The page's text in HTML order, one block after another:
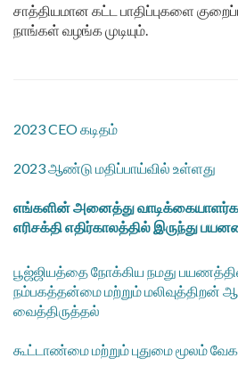
சாத்தியமான கட்ட பாதிப்புகளை
நாங்கள் வழங்க முடியும்.
2023 CEO கடிதம்
2023 ஆண்டு மதிப்பாய்வில் உள்ளது
எங்களின் அனைத்து
எரிசக்தி எதிர்காலத்தில் இருந்து
பூஜ்ஜியத்தை நோக்கிய நமது பயணத்தில்
நம்பகத்தன்மை மற்றும் மலிவுத்திறன்
வைத்திருத்தல்
கூட்டாண்மை மற்றும் புதுமை மூலம்